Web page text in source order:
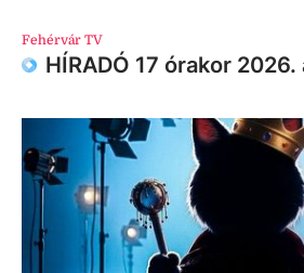
Fehérvár TV
HÍRADÓ 17 órakor